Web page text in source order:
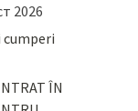
2026
cumperi
ÎN